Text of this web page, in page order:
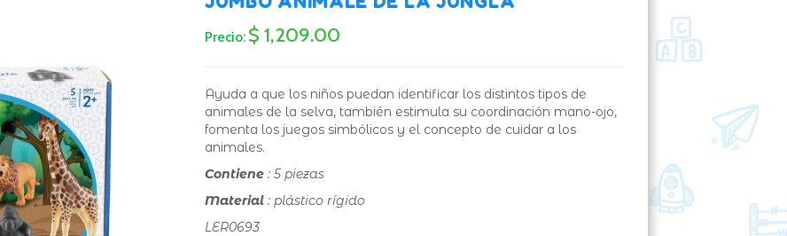
Precio: $ 1,209.00
Ayuda a que los niños puedan identificar los distintos tipos de
animales de la selva, también estimula su coordinación mano-ojo,
fomenta los juegos simbólicos y el concepto de cuidar a los
animales.
Contiene : 5 piezas
Material : plástico rígido
LER0693